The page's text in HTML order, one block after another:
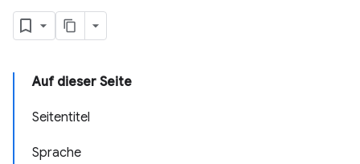
Auf dieser Seite
Seitentitel
Sprache